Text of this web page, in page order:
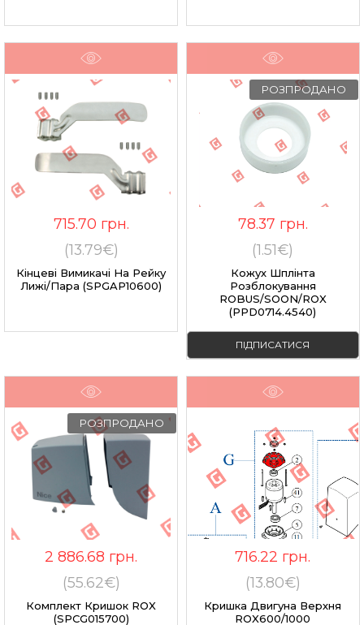
715.70 грн.
(13.79€)
Кінцеві Вимикачі На Рейку
Лижі/пара (SPGAP10600)
РОЗПРОДАНО
78.37 грн.
(1.51€)
Кожух Шплінта
Розблокування
ROBUS/SOON/ROX
(PPD0714.4540)
ПІДПИСАТИСЯ
РОЗПРОДАНО
2 886.68 грн.
(55.62€)
Комплект Кришок ROX
(SPCG015700)
716.22 грн.
(13.80€)
Кришка Двигуна Верхня
ROX600/1000